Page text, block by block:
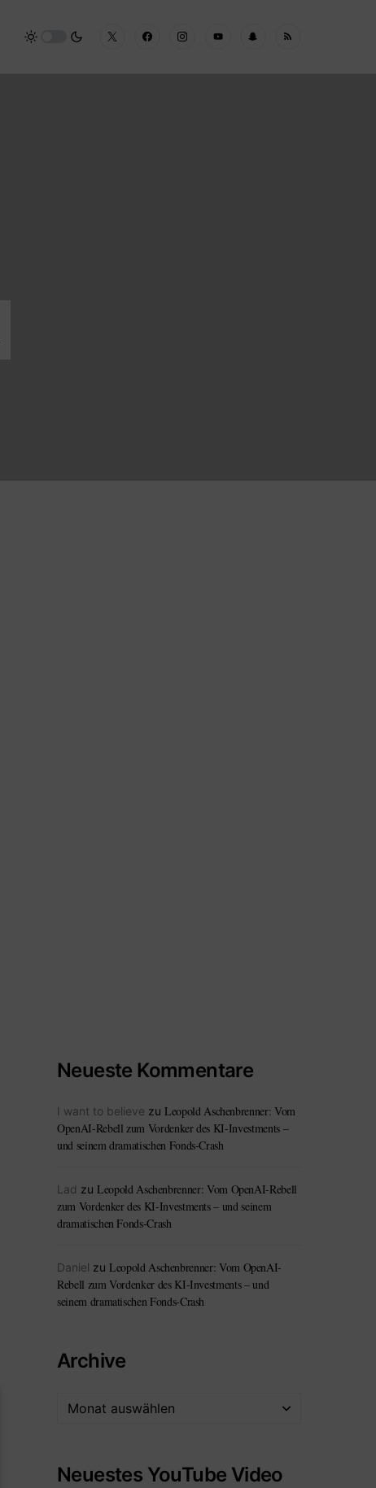
Neueste Kommentare
I want to believe zu Leopold Aschenbrenner: Vom
OpenAI-Rebell zum Vordenker des KI-Investments –
und seinem dramatischen Fonds-Crash
Lad zu Leopold Aschenbrenner: Vom OpenAI-Rebell
zum Vordenker des KI-Investments – und seinem
dramatischen Fonds-Crash
Daniel zu Leopold Aschenbrenner: Vom OpenAI-
Rebell zum Vordenker des KI-Investments – und
seinem dramatischen Fonds-Crash
Archive
Neuestes YouTube Video